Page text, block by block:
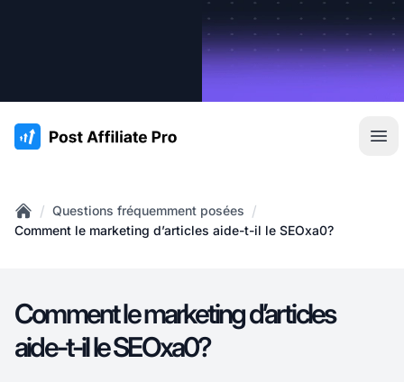
:site.title
Home
/ Questions fréquemment posées /
Comment le marketing d’articles aide-t-il le SEOxa0?
Comment le marketing d’articles
aide-t-il le SEOxa0?